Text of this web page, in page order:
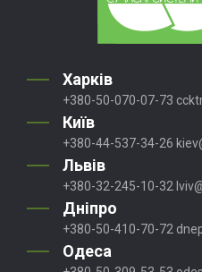
Харків
+380-50-070-07-73
Київ
+380-44-537-34-26
Львів
+380-32-245-10-32
Дніпро
+380-50-410-70-72
Одеса